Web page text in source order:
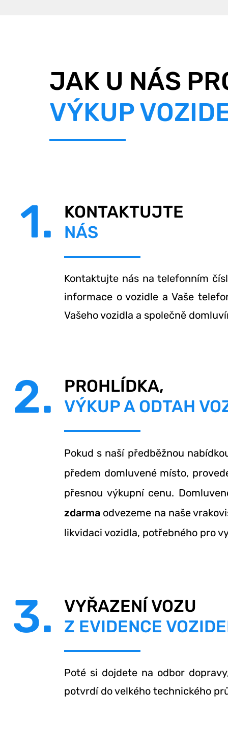
JAK U NÁS
VÝKUP
1.
KONTAKTUJTE
NÁS
Kontaktujte nás na telefonním
informace o vozidle a Vaše
Vašeho vozidla a společně
2.
PROHLÍDKA,
VÝKUP A ODTAH
Pokud s naší předběžnou
předem domluvené místo,
přesnou výkupní cenu.
zdarma odvezeme na naše
likvidaci vozidla, potřebného pro
3.
VYŘAZENÍ VOZU
Z EVIDENCE
Poté si dojdete na odbor
potvrdí do velkého technického